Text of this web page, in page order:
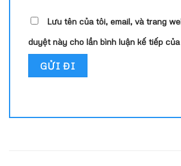
Lưu tên của tôi, email, và trang
duyệt này cho lần bình luận kế tiếp